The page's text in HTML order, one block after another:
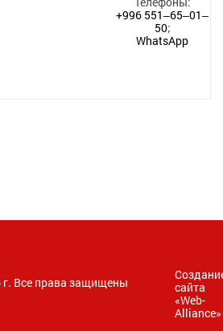
+996 551‒65‒01‒
50;
WhatsApp
г. Все права защищены
сайта
«Web-
Alliance»